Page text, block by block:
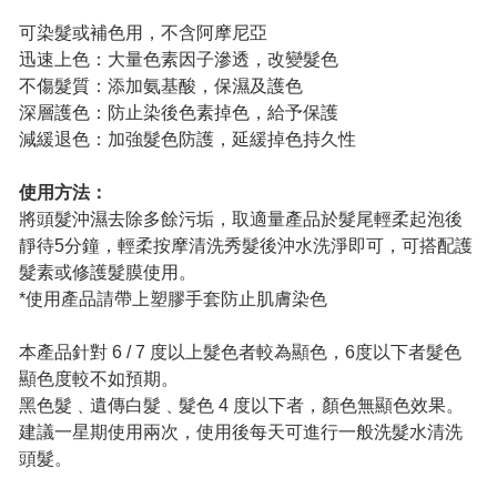
可染髮或補色用，不含阿摩尼亞
迅速上色：大量色素因子滲透，改變髮色
不傷髮質：添加氨基酸，保濕及護色
深層護色：防止染後色素掉色，給予保護
減緩退色：加強髮色防護，延緩掉色持久性
使用方法：
將頭髮沖濕去除多餘污垢，取適量產品於髮尾輕柔起泡後
靜待5分鐘，輕柔按摩清洗秀髮後沖水洗淨即可，可搭配護
髮素或修護髮膜使用。
*使用產品請帶上塑膠手套防止肌膚染色
本產品針對 6 / 7 度以上髮色者較為顯色，6度以下者髮色
顯色度較不如預期。
黑色髮﹑遺傳白髮﹑髮色 4 度以下者，顏色無顯色效果。
建議一星期使用兩次，使用後每天可進行一般洗髮水清洗
頭髮。